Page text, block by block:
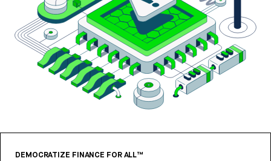
DEMOCRATIZE FINANCE FOR ALL™